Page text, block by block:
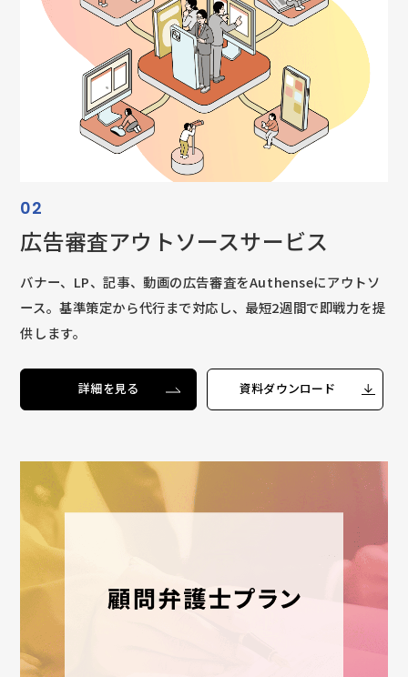
02
広告審査アウトソースサービス
バナー、LP、記事、動画の広告審査をAuthenseにアウトソ
ース。基準策定から代行まで対応し、最短2週間で即戦力を提
供します。
詳細を見る 資料ダウンロード